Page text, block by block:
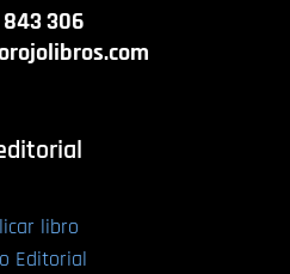
306
libro
Editorial